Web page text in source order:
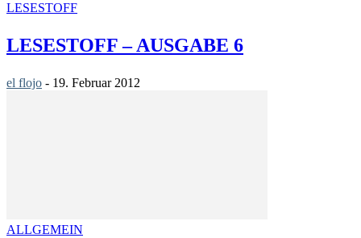
LESESTOFF
LESESTOFF – AUSGABE 6
el flojo - 19. Februar 2012
ALLGEMEIN